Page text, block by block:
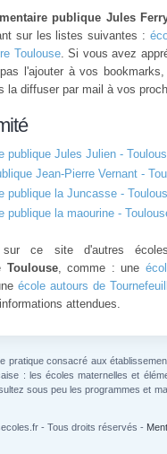
publique Jules
sur les listes suivantes :
Toulouse. Si vous avez
l'ajouter à vos
la diffuser par mail à vos
publique Jules Julien -
Jean-Pierre Vernant -
publique la Juncasse -
publique la maourine -
ce site d'autres
Toulouse, comme : une
école autours de
attendues.
pratique consacré aux
: les écoles maternelles et
sous peu les programmes et
- Tous droits réservés -